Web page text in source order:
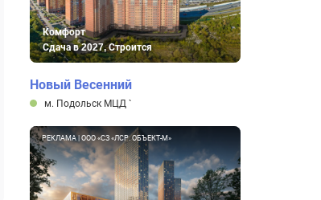
Комфорт
Сдача в 2027, Строится
Новый Весенний
м. Подольск МЦД `
РЕКЛАМА | ООО «СЗ «ЛСР. ОБЪЕКТ-М»